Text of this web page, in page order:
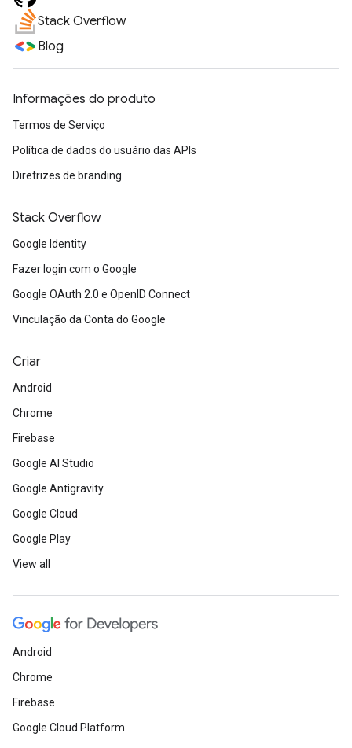
Stack Overflow
Blog
Informações do produto
Termos de Serviço
Política de dados do usuário das APIs
Diretrizes de branding
Stack Overflow
Google Identity
Fazer login com o Google
Google OAuth 2.0 e OpenID Connect
Vinculação da Conta do Google
Criar
Android
Chrome
Firebase
Google AI Studio
Google Antigravity
Google Cloud
Google Play
View all
Android
Chrome
Firebase
Google Cloud Platform